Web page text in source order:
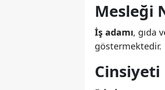
Mesleği
İş adamı, gıda
göstermektedir.
Cinsiyeti